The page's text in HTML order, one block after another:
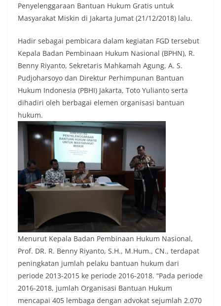
Penyelenggaraan Bantuan Hukum Gratis untuk
Masyarakat Miskin di Jakarta Jumat (21/12/2018) lalu.
Hadir sebagai pembicara dalam kegiatan FGD tersebut
Kepala Badan Pembinaan Hukum Nasional (BPHN), R.
Benny Riyanto, Sekretaris Mahkamah Agung, A. S.
Pudjoharsoyo dan Direktur Perhimpunan Bantuan
Hukum Indonesia (PBHI) Jakarta, Toto Yulianto serta
dihadiri oleh berbagai elemen organisasi bantuan
hukum.
Menurut Kepala Badan Pembinaan Hukum Nasional,
Prof. DR. R. Benny Riyanto, S.H., M.Hum., CN., terdapat
peningkatan jumlah pelaku bantuan hukum dari
periode 2013-2015 ke periode 2016-2018. “Pada periode
2016-2018, jumlah Organisasi Bantuan Hukum
mencapai 405 lembaga dengan advokat sejumlah 2.070